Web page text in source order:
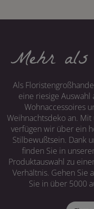
Mehr als
Als
eine riesige
Wohnaccessoires
Weihnachtsdeko an.
verfügen wir über ein
Stilbewußtsein. Dank
finden Sie in
Produktauswahl zu
Verhältnis. Gehen Sie
Sie in über 5000